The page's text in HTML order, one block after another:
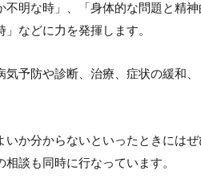
明な時」、「身体的な問題と精神
などに力を発揮します。
予防や診断、治療、症状の緩和
か分からないといったときにはぜ
談も同時に行なっています。